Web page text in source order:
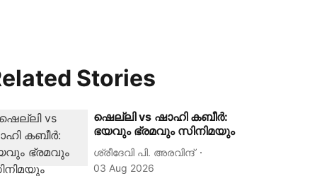
Stories
ഷെല്ലി vs ഷാഹി കബീര്‍:
ഭയവും ഭ്രമവും സിനിമയും
ശ്രീദേവി പി. അരവിന്ദ്
03 Aug 2026